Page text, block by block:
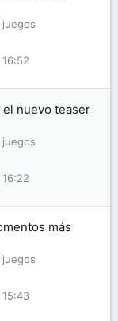
el nuevo teaser
más
15:43